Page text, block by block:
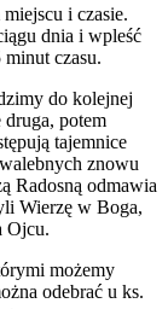
i czasie.
dnia i wpleść
czasu.
do kolejnej
druga, potem
tajemnice
znowu
Radosną odmawia
Wierzę w Boga,
Ojcu.
możemy
odebrać u ks.